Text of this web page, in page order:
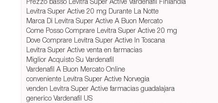
Levitra Super Active 20 mg Durante La Notte
Marca Di Levitra Super Active A Buon Mercato
Come Posso Comprare Levitra Super Active 20 mg
Dove Comprare Levitra Super Active In Toscana
Levitra Super Active venta en farmacias
Miglior Acquisto Su Vardenafil
Vardenafil A Buon Mercato Online
conveniente Levitra Super Active Norvegia
venden Levitra Super Active farmacias guadalajara
generico Vardenafil US